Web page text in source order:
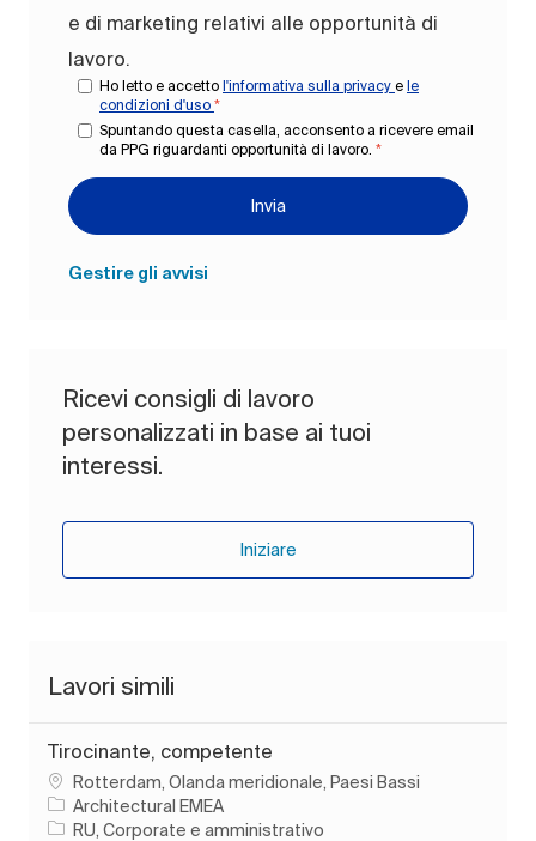
e di marketing relativi alle opportunità di
lavoro.
Ho letto e accetto l'informativa sulla privacy e le
condizioni d'uso *
Spuntando questa casella, acconsento a ricevere email
da PPG riguardanti opportunità di lavoro. *
Invia
Gestire gli avvisi
Ricevi consigli di lavoro
personalizzati in base ai tuoi
interessi.
Iniziare
Lavori simili
Tirocinante, competente
Ubicazione
Rotterdam, Olanda meridionale, Paesi Bassi
Architectural EMEA
Categoria
RU, Corporate e amministrativo